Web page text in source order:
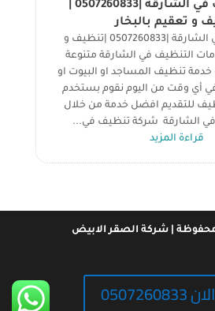
شركة تنظيف في الشارقة |0507260833 |
و تعقيم بالبخار
شركة تنظيف في الشارقة |0507260833 |تنظيف و
التنظيف في الشارقة متنوعة
تنظيف المساجد او البيوت او
في أي وقت من اليوم نقوم بستخدم
للتقديم افضل خدمة من خلال
الشارقة شركة تنظيف في...
قراءة المزيد
| شركة الصقر الابيض